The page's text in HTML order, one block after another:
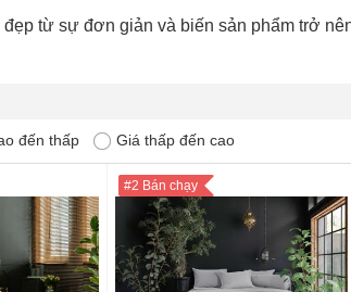
từ sự đơn giản và biến sản phẩm trở
đến thấp Giá thấp đến cao
#2 Bán chạy